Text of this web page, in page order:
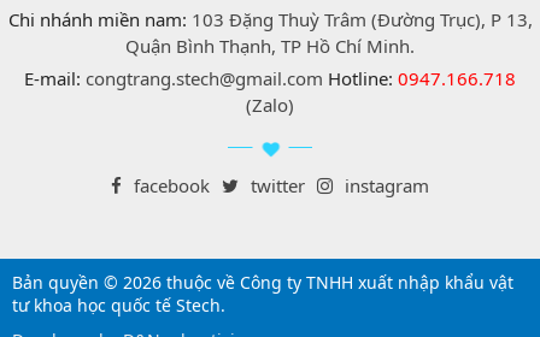
Chi nhánh miền nam: 103 Đặng Thuỳ Trâm (Đường Trục), P 13,
Quận Bình Thạnh, TP Hồ Chí Minh.
E-mail: congtrang.stech@gmail.com Hotline: 0947.166.718
(Zalo)
facebook twitter instagram
Bản quyền © 2026 thuộc về Công ty TNHH xuất nhập khẩu vật
tư khoa học quốc tế Stech.